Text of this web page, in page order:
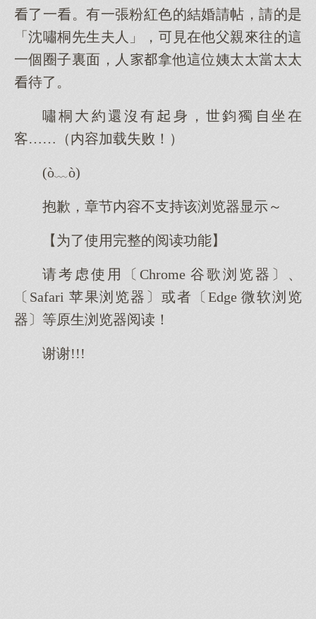
了一。有一張粉紅色的結婚請帖，請的是
「沈嘯桐先生夫人」，見在他父親來往的這
一個圈子裏面，人拿他這位姨太太當太太
待了。
嘯桐約還沒有身，世鈞獨坐在
客……（内容加载失败！）
(ò﹏ò)
抱歉，章节内容不支持该浏览器显示～
【为了使用完整的阅读功能】
请考虑使用〔Chrome 谷歌浏览器〕、
〔Safari 苹果浏览器〕或者〔Edge 微软浏览
器〕等原生浏览器阅读！
谢谢!!!